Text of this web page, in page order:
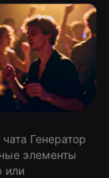
Генератор
элементы
или